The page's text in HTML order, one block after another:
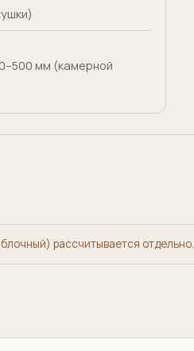
мм (камерной
рассчитывается отдельно.